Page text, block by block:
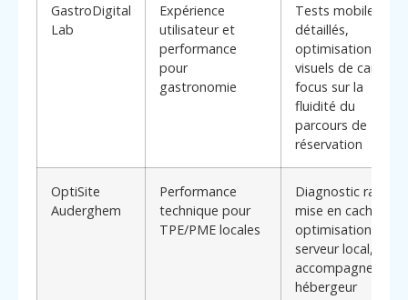
GastroDigital
Lab
Expérience
utilisateur et
performance
pour
gastronomie
Tests mobiles
détaillés,
optimisation des
visuels de cartes,
focus sur la
fluidité du
parcours de
réservation
OptiSite
Auderghem
Performance
technique pour
TPE/PME locales
Diagnostic rapide,
mise en cache,
optimisation
serveur local,
accompagnement
hébergeur